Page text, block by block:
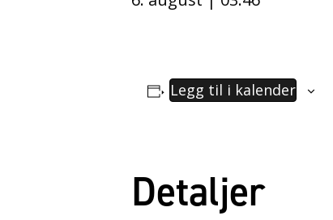
Legg til i kalender
Detaljer